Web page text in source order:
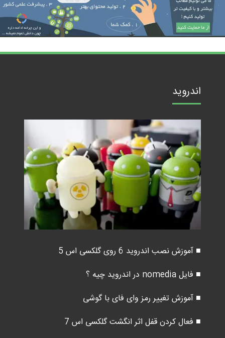
اندروید
■ آموزش نصب اندروید 6 روی گلکسی اس 5
■ فایل nomedia در اندروید چیه ؟
■ آموزش تغییر رمز وای فای با گوشی
■ فعال کردن قفل اثر انگشت گلکسی اس 7